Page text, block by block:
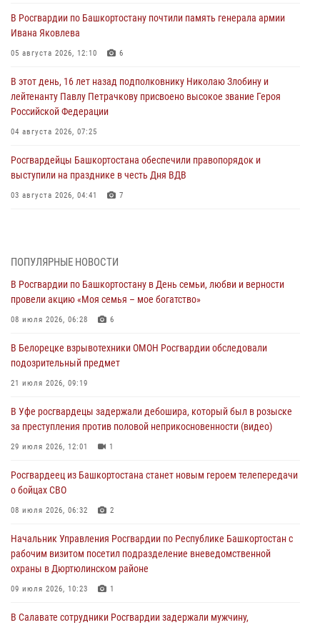
В Росгвардии по Башкортостану почтили память генерала армии
Ивана Яковлева
05 августа 2026, 12:10 6
В этот день, 16 лет назад подполковнику Николаю Злобину и
лейтенанту Павлу Петрачкову присвоено высокое звание Героя
Российской Федерации
04 августа 2026, 07:25
Росгвардейцы Башкортостана обеспечили правопорядок и
выступили на празднике в честь Дня ВДВ
03 августа 2026, 04:41 7
03 августа 2026, 04:30 8
В Башкирии росгвардейцы провели волейбольный турнир на
открытом воздухе
03 августа 2026, 04:29
В Уфе росгвардейцы по горячим следам задержали
подозреваемого в открытом хищении из аптеки (видео)
03 августа 2026, 04:15
Начальник отделения учёта и комплектования Росгвардии
Башкортостана ответил на вопросы граждан
30 июля 2026, 12:54
В Уфе росгвардецы задержали дебошира, который был в розыске
за преступления против половой неприкосновенности (видео)
29 июля 2026, 12:01 1
ПОПУЛЯРНЫЕ НОВОСТИ
В Росгвардии по Башкортостану в День семьи, любви и верности
провели акцию «Моя семья – мое богатство»
08 июля 2026, 06:28 6
В Белорецке взрывотехники ОМОН Росгвардии обследовали
подозрительный предмет
21 июля 2026, 09:19
В Уфе росгвардецы задержали дебошира, который был в розыске
за преступления против половой неприкосновенности (видео)
29 июля 2026, 12:01 1
Росгвардеец из Башкортостана станет новым героем телепередачи
о бойцах СВО
08 июля 2026, 06:32 2
Начальник Управления Росгвардии по Республике Башкортостан с
рабочим визитом посетил подразделение вневедомственной
охраны в Дюртюлинском районе
09 июля 2026, 10:23 1
В Салавате сотрудники Росгвардии задержали мужчину,